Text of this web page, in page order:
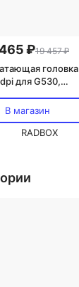
₽19 457 ₽
головка
для G530,
G53007-000)
В магазин
RADBOX